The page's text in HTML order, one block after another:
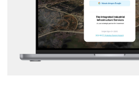
Web Application